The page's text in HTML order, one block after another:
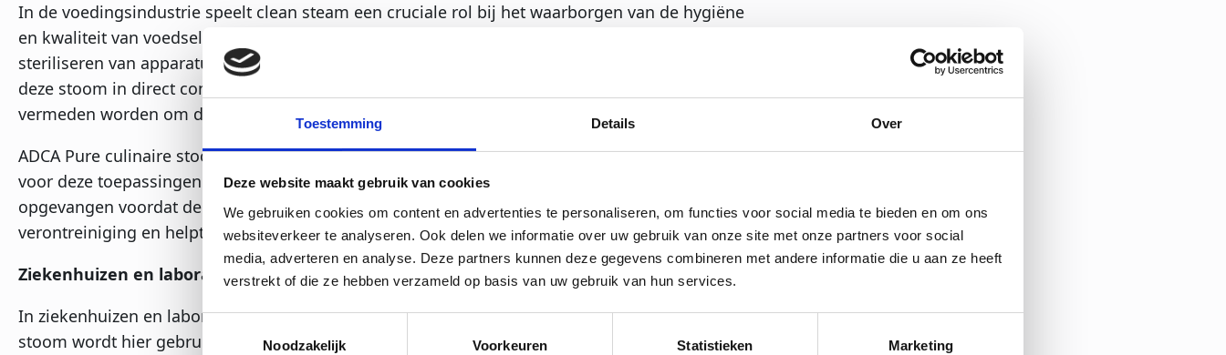
Toestemming Details Over
Deze website maakt gebruik van cookies
We gebruiken cookies om content en advertenties te personaliseren, om functies voor social media te bieden en om ons
websiteverkeer te analyseren. Ook delen we informatie over uw gebruik van onze site met onze partners voor social
media, adverteren en analyse. Deze partners kunnen deze gegevens combineren met andere informatie die u aan ze heeft
verstrekt of die ze hebben verzameld op basis van uw gebruik van hun services.
Toestemmingsselectie
Noodzakelijk
Voorkeuren Statistieken Marketing
In de voedingsindustrie speelt clean steam een cruciale rol bij het waarborgen van de hygiëne
en kwaliteit van voedselproducten. Clean steam wordt gebruikt in processen zoals het
steriliseren van apparatuur, het koken van voedsel en het pasteuriseren van producten. Omdat
deze stoom in direct contact komt met voedingsmiddelen, moeten verontreinigingen strikt
vermeden worden om de veiligheid en smaak van het product te garanderen.
ADCA Pure culinaire stoomfilters zijn een voorbeeld van apparatuur die speciaal is ontworpen
voor deze toepassingen. Deze filters zorgen ervoor dat alle deeltjes uit het leidingnet worden
opgevangen voordat de stoom in contact komt met het voedsel. Dit voorkomt mogelijke
verontreiniging en helpt bedrijven te voldoen aan strenge hygiënenormen.
Ziekenhuizen en laboratoria
In ziekenhuizen en laboratoria is de zuiverheid van stoom eveneens van groot belang. Schone
stoom wordt hier gebruikt voor het steriliseren van medische instrumenten,